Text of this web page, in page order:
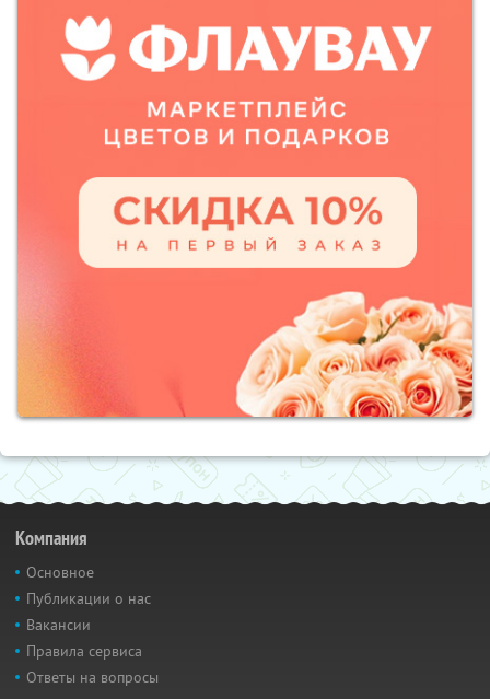
Компания
Основное
Публикации о нас
Вакансии
Правила сервиса
Ответы на вопросы